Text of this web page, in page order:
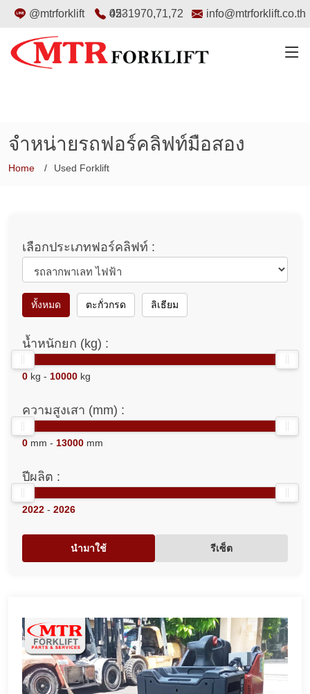
@mtrforklift 02-4531970,71,72 info@mtrforklift.co.th
จำหน่ายรถฟอร์คลิฟท์มือสอง
Home Used Forklift
เลือกประเภทฟอร์คลิฟท์ :
ทั้งหมด ตะกั่วกรด ลิเธียม
น้ำหนักยก (kg) :
0 kg - 10000 kg
ความสูงเสา (mm) :
0 mm - 13000 mm
ปีผลิต :
2022 - 2026
นำมาใช้ รีเซ็ต